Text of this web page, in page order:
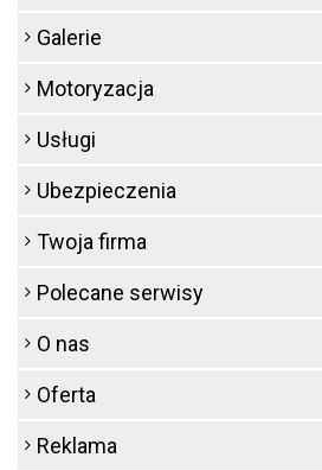
Galerie
Motoryzacja
Usługi
Ubezpieczenia
Twoja firma
Polecane serwisy
O nas
Oferta
Reklama